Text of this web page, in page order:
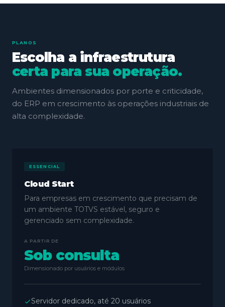
PLANOS
Escolha a infraestrutura
certa para sua operação.
Ambientes dimensionados por porte e criticidade,
do ERP em crescimento às operações industriais de
alta complexidade.
ESSENCIAL
Cloud Start
Para empresas em crescimento que precisam de
um ambiente TOTVS estável, seguro e
gerenciado sem complexidade.
A PARTIR DE
Sob consulta
Dimensionado por usuários e módulos
Servidor dedicado, até 20 usuários